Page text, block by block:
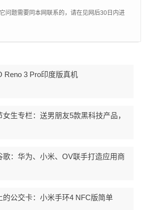
问题需要同本网联系的，请在见网后30日内进
Reno 3 Pro印度版真机
女生专栏：送男朋友5款黑科技产品，
歌：华为、小米、OV联手打造应用商
的公交卡：小米手环4 NFC版简单